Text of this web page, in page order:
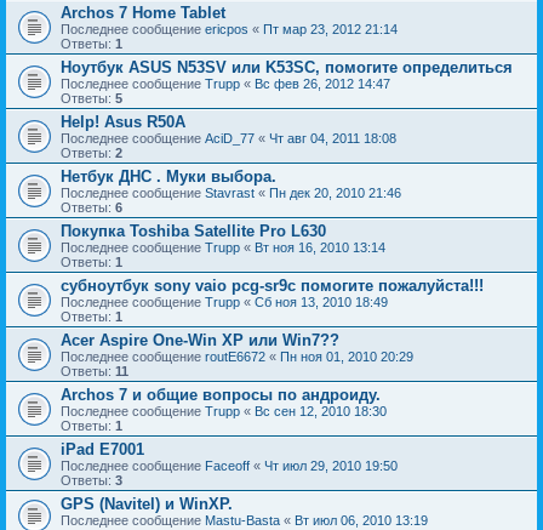
Archos 7 Home Tablet
Последнее сообщение ericpos « Пт мар 23, 2012 21:14
Ответы: 1
Ноутбук ASUS N53SV или K53SC, помогите определиться
Последнее сообщение Trupp « Вс фев 26, 2012 14:47
Ответы: 5
Help! Asus R50A
Последнее сообщение AciD_77 « Чт авг 04, 2011 18:08
Ответы: 2
Нетбук ДНС . Муки выбора.
Последнее сообщение Stavrast « Пн дек 20, 2010 21:46
Ответы: 6
Покупка Toshiba Satellite Pro L630
Последнее сообщение Trupp « Вт ноя 16, 2010 13:14
Ответы: 1
субноутбук sony vaio pcg-sr9c помогите пожалуйста!!!
Последнее сообщение Trupp « Сб ноя 13, 2010 18:49
Ответы: 1
Acer Aspire One-Win XP или Win7??
Последнее сообщение routE6672 « Пн ноя 01, 2010 20:29
Ответы: 11
Archos 7 и общие вопросы по андроиду.
Последнее сообщение Trupp « Вс сен 12, 2010 18:30
Ответы: 1
iPad E7001
Последнее сообщение Faceoff « Чт июл 29, 2010 19:50
Ответы: 3
GPS (Navitel) и WinXP.
Последнее сообщение Mastu-Basta « Вт июл 06, 2010 13:19